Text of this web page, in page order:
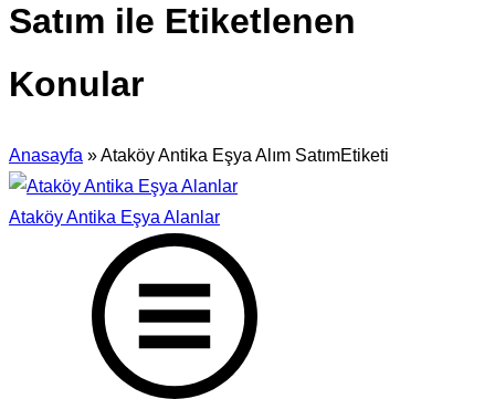
Satım ile Etiketlenen
Konular
Anasayfa »Ataköy Antika Eşya Alım SatımEtiketi
Ataköy Antika Eşya Alanlar